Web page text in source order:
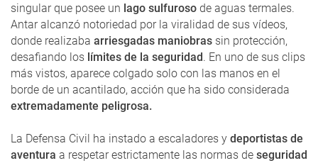
singular que posee un lago sulfuroso de aguas termales.
Antar alcanzó notoriedad por la viralidad de sus vídeos,
donde realizaba arriesgadas maniobras sin protección,
desafiando los límites de la seguridad. En uno de sus clips
más vistos, aparece colgado solo con las manos en el
borde de un acantilado, acción que ha sido considerada
extremadamente peligrosa.
La Defensa Civil ha instado a escaladores y deportistas de
aventura a respetar estrictamente las normas de seguridad